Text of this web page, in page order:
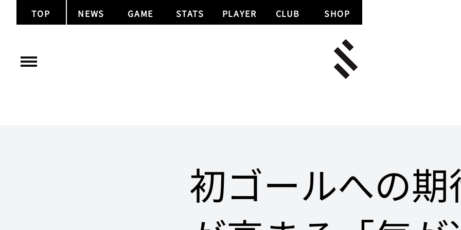
NEWS
TOP GAME STATS PLAYER CLUB SHOP
初ゴールへの期